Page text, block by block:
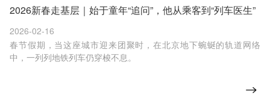
2026新春走基层｜始于童年“追问”，他从乘客到“列车医生”
春节假期，当这座城市迎来团聚时，在北京地下蜿蜒的轨道网络
中，一列列地铁列车仍穿梭不息。
2026-02-16